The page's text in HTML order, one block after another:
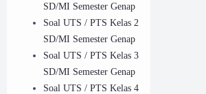
SD/MI Semester Genap
Soal UTS / PTS Kelas 2
SD/MI Semester Genap
Soal UTS / PTS Kelas 3
SD/MI Semester Genap
Soal UTS / PTS Kelas 4